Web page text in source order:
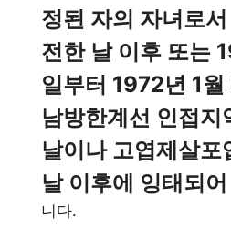
정된 자의 자녀로
전한 날 이후 또는
일부터 1972년 1
남방한계선 인접지
날이나 고엽제살포
날 이후에 잉태되
니다.